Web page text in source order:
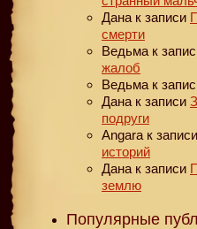
Дана к записи
смерти
Ведьма к
жалоб
Ведьма к
Дана к записи
подруги
Angara к записи
историй
Дана к записи
землю
Популярные